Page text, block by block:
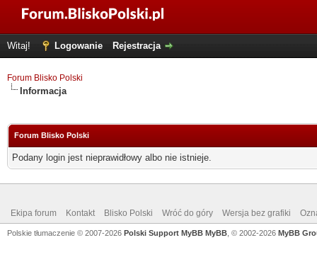
Witaj! Logowanie Rejestracja
Forum Blisko Polski
Informacja
Forum Blisko Polski
Podany login jest nieprawidłowy albo nie istnieje.
Ekipa forum Kontakt Blisko Polski Wróć do góry Wersja bez grafiki
Polskie tłumaczenie © 2007-2026 Polski Support MyBB MyBB , © 2002-2026 MyBB